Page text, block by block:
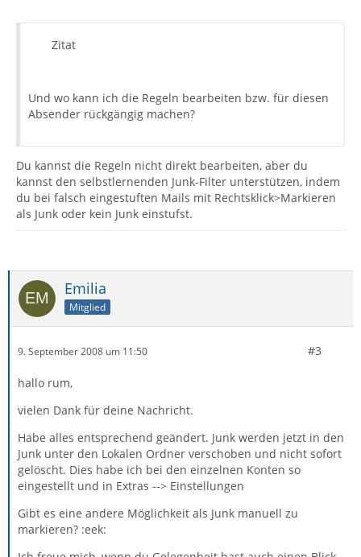
Zitat
Und wo kann ich die Regeln bearbeiten bzw. für diesen
Absender rückgängig machen?
Du kannst die Regeln nicht direkt bearbeiten, aber du
kannst den selbstlernenden Junk-Filter unterstützen, indem
du bei falsch eingestuften Mails mit Rechtsklick>Markieren
als Junk oder kein Junk einstufst.
Emilia
Mitglied
9. September 2008 um 11:50 #3
hallo rum,
vielen Dank für deine Nachricht.
Habe alles entsprechend geändert. Junk werden jetzt in den
Junk unter den Lokalen Ordner verschoben und nicht sofort
gelöscht. Dies habe ich bei den einzelnen Konten so
eingestellt und in Extras --> Einstellungen
Gibt es eine andere Möglichkeit als Junk manuell zu
markieren? :eek: